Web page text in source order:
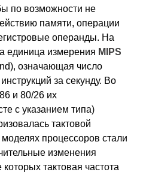
по возможности не
памяти, операции
операнды. На
единица измерения MIPS
означающая число
за секунду. Во
и 80/26 их
с указанием типа)
тактовой
процессоров стали
изменения
тактовая частота